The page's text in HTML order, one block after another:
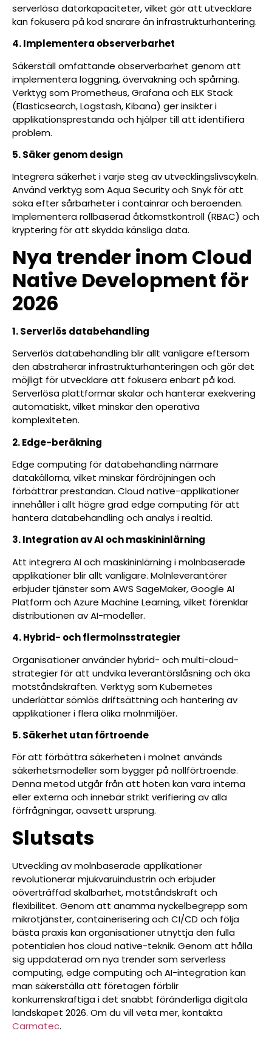
serverlösa datorkapaciteter, vilket gör att utvecklare
kan fokusera på kod snarare än infrastrukturhantering.
4. Implementera observerbarhet
Säkerställ omfattande observerbarhet genom att
implementera loggning, övervakning och spårning.
Verktyg som Prometheus, Grafana och ELK Stack
(Elasticsearch, Logstash, Kibana) ger insikter i
applikationsprestanda och hjälper till att identifiera
problem.
5. Säker genom design
Integrera säkerhet i varje steg av utvecklingslivscykeln.
Använd verktyg som Aqua Security och Snyk för att
söka efter sårbarheter i containrar och beroenden.
Implementera rollbaserad åtkomstkontroll (RBAC) och
kryptering för att skydda känsliga data.
Nya trender inom Cloud
Native Development för
2026
1. Serverlös databehandling
Serverlös databehandling blir allt vanligare eftersom
den abstraherar infrastrukturhanteringen och gör det
möjligt för utvecklare att fokusera enbart på kod.
Serverlösa plattformar skalar och hanterar exekvering
automatiskt, vilket minskar den operativa
komplexiteten.
2. Edge-beräkning
Edge computing för databehandling närmare
datakällorna, vilket minskar fördröjningen och
förbättrar prestandan. Cloud native-applikationer
innehåller i allt högre grad edge computing för att
hantera databehandling och analys i realtid.
3. Integration av AI och maskininlärning
Att integrera AI och maskininlärning i molnbaserade
applikationer blir allt vanligare. Molnleverantörer
erbjuder tjänster som AWS SageMaker, Google AI
Platform och Azure Machine Learning, vilket förenklar
distributionen av AI-modeller.
4. Hybrid- och flermolnsstrategier
Organisationer använder hybrid- och multi-cloud-
strategier för att undvika leverantörslåsning och öka
motståndskraften. Verktyg som Kubernetes
underlättar sömlös driftsättning och hantering av
applikationer i flera olika molnmiljöer.
5. Säkerhet utan förtroende
För att förbättra säkerheten i molnet används
säkerhetsmodeller som bygger på nollförtroende.
Denna metod utgår från att hoten kan vara interna
eller externa och innebär strikt verifiering av alla
förfrågningar, oavsett ursprung.
Slutsats
Utveckling av molnbaserade applikationer
revolutionerar mjukvaruindustrin och erbjuder
oöverträffad skalbarhet, motståndskraft och
flexibilitet. Genom att anamma nyckelbegrepp som
mikrotjänster, containerisering och CI/CD och följa
bästa praxis kan organisationer utnyttja den fulla
potentialen hos cloud native-teknik. Genom att hålla
sig uppdaterad om nya trender som serverless
computing, edge computing och AI-integration kan
man säkerställa att företagen förblir
konkurrenskraftiga i det snabbt föränderliga digitala
landskapet 2026. Om du vill veta mer, kontakta
Carmatec.